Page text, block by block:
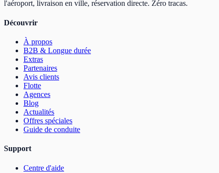
l'aéroport, livraison en ville, réservation directe. Zéro tracas.
Découvrir
À propos
B2B & Longue durée
Extras
Partenaires
Avis clients
Flotte
Agences
Blog
Actualités
Offres spéciales
Guide de conduite
Support
Centre d'aide